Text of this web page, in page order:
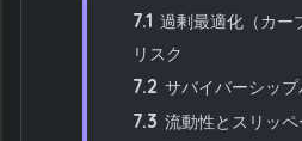
7.1 過剰最適化（カー
リスク
7.2 サバイバーシップ
7.3 流動性とスリッペ